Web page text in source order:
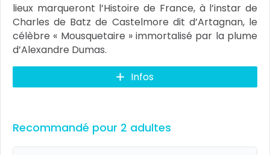
lieux marqueront l’Histoire de France, à l’instar de
Charles de Batz de Castelmore dit d’Artagnan, le
célèbre « Mousquetaire » immortalisé par la plume
d’Alexandre Dumas.
Infos
Recommandé pour 2 adultes